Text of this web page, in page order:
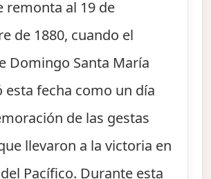
remonta al 19 de
de 1880, cuando el
Domingo Santa María
esta fecha como un día
de las gestas
llevaron a la victoria en
Pacífico. Durante esta